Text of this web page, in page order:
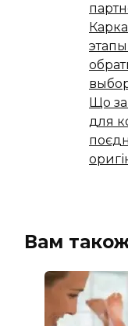
Що
для
Вам